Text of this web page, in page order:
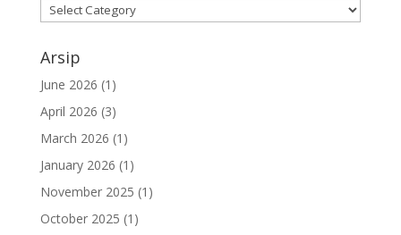
Kategorri
Arsip
June 2026 (1)
April 2026 (3)
March 2026 (1)
January 2026 (1)
November 2025 (1)
October 2025 (1)